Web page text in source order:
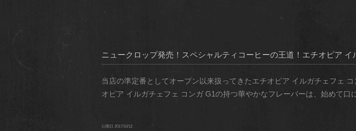
ニュークロップ発売！スペシャルティコーヒーの王道！エチオピア イ
当店の準定番としてオープン以来扱ってきたエチオピア イルガチェフェ
オピア イルガチェフェ コンガ G1の持つ華やかなフレーバーは、始めて口
公開日 2017/10/12